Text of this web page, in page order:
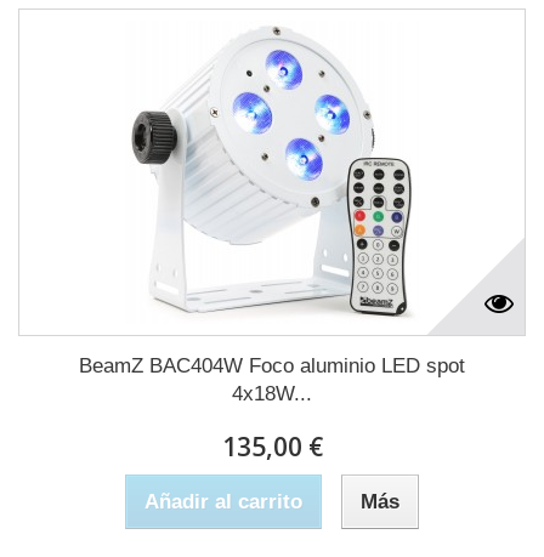
BeamZ BAC404W Foco aluminio LED spot
4x18W...
135,00 €
Añadir al carrito Más